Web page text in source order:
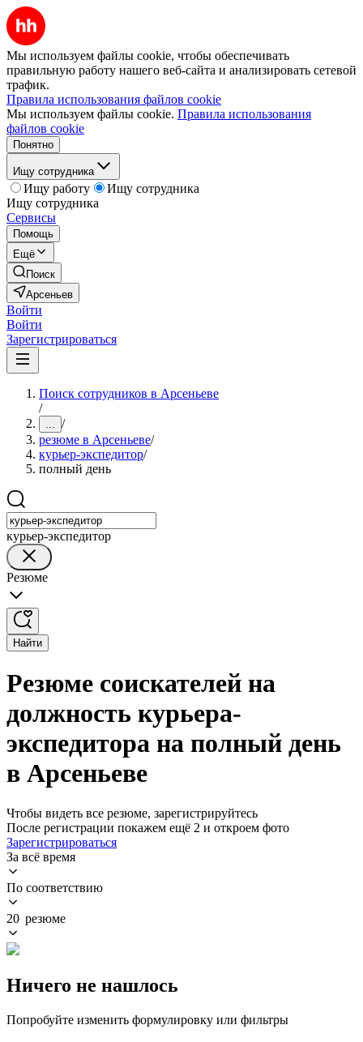
Мы используем файлы cookie, чтобы обеспечивать
правильную работу нашего веб-сайта и анализировать сетевой
трафик.
Правила использования файлов cookie
Мы используем файлы cookie. Правила использования
файлов cookie
Понятно
Ищу сотрудника
Ищу работу
Ищу сотрудника
Ищу сотрудника
Сервисы
Помощь
Ещё
Поиск
Арсеньев
Войти
Войти
Зарегистрироваться
Поиск сотрудников в Арсеньеве
/
... /
резюме в Арсеньеве/
курьер-экспедитор/
полный день
курьер-экспедитор
Резюме
Найти
Резюме соискателей на
должность курьера-
экспедитора на полный день
в Арсеньеве
Чтобы видеть все резюме, зарегистрируйтесь
После регистрации покажем ещё 2 и откроем фото
Зарегистрироваться
За всё время
По соответствию
20 резюме
Ничего не нашлось
Попробуйте изменить формулировку или фильтры